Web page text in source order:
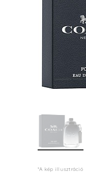
*A kép illusztráció